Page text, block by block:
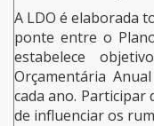
A LDO é elaborada
ponte entre o
estabelece
Orçamentária
cada ano.
de influenciar os